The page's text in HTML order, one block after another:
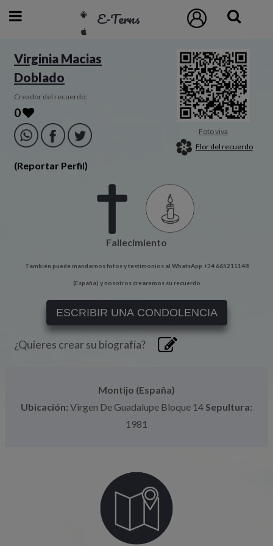
E-Terns
ESP
ENG
POR
Inicio
Virginia Macias
Doblado
Creador del recuerdo:
0
(Reportar Perfil)
Foto viva
Flor del recuerdo
Fallecimiento
También puede mandarnos fotos y testimonios al WhatsApp +34 665211148
(España) y nosotros crearemos su recuerdo
ESCRIBIR UNA CONDOLENCIA
¿Quieres crear su biografía?
Montijo (España)
Ubicación: Virgen De Guadalupe Bloque 14 Sepultura:
1981